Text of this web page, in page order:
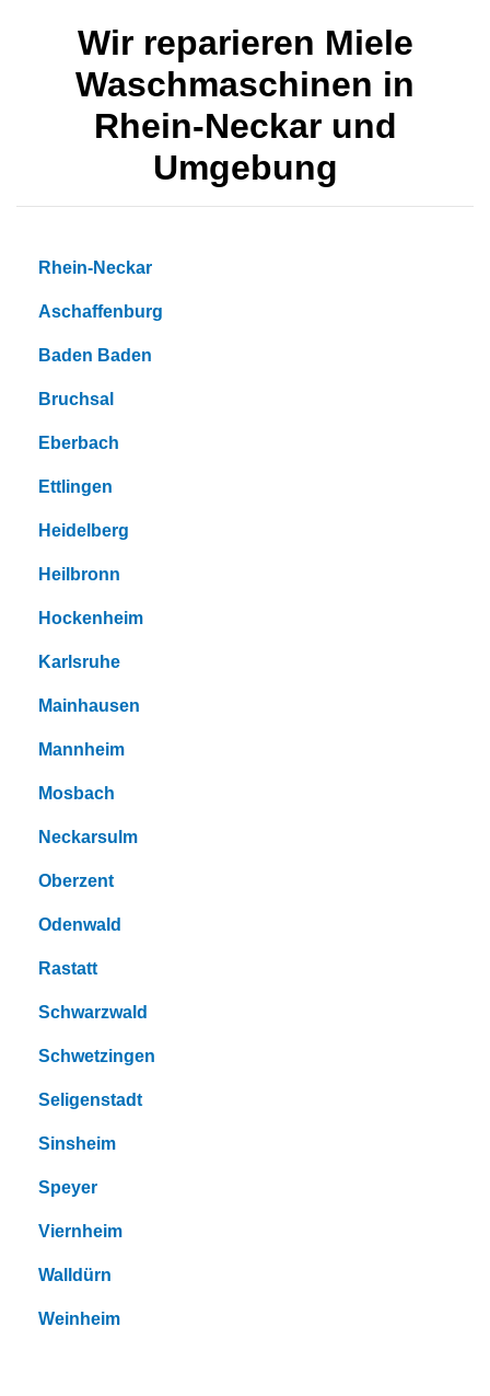
Wir reparieren Miele
Waschmaschinen in
Rhein-Neckar und
Umgebung
Rhein-Neckar
Aschaffenburg
Baden Baden
Bruchsal
Eberbach
Ettlingen
Heidelberg
Heilbronn
Hockenheim
Karlsruhe
Mainhausen
Mannheim
Mosbach
Neckarsulm
Oberzent
Odenwald
Rastatt
Schwarzwald
Schwetzingen
Seligenstadt
Sinsheim
Speyer
Viernheim
Walldürn
Weinheim